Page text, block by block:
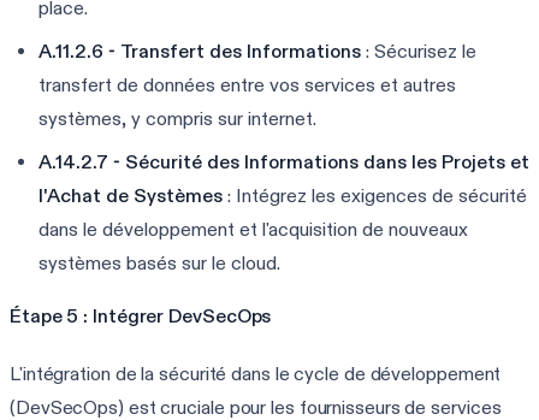
place.
A.11.2.6 - Transfert des Informations : Sécurisez le
transfert de données entre vos services et autres
systèmes, y compris sur internet.
A.14.2.7 - Sécurité des Informations dans les Projets et
l'Achat de Systèmes : Intégrez les exigences de sécurité
dans le développement et l'acquisition de nouveaux
systèmes basés sur le cloud.
Étape 5 : Intégrer DevSecOps
L'intégration de la sécurité dans le cycle de développement
(DevSecOps) est cruciale pour les fournisseurs de services